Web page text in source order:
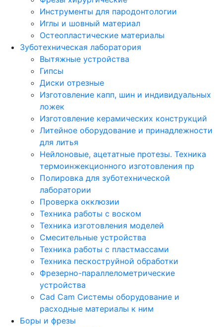
Инструменты для пародонтологии
Иглы и шовный материал
Остеопластические материалы
Зуботехническая лаборатория
Вытяжные устройства
Гипсы
Диски отрезные
Изготовление капп, шин и индивидуальных
ложек
Изготовление керамических конструкций
Литейное оборудование и принадлежности
для литья
Нейлоновые, ацетатные протезы. Техника
термоинжекционного изготовления пр
Полировка для зуботехнической
лаборатории
Проверка окклюзии
Техника работы с воском
Техника изготовления моделей
Смесительные устройства
Техника работы с пластмассами
Техника пескоструйной обработки
Фрезерно-параллелометрические
устройства
Cad Cam Системы оборудование и
расходные материалы к ним
Боры и фрезы